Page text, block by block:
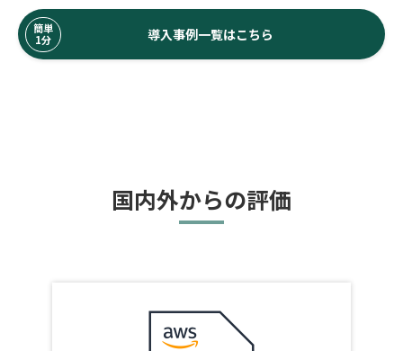
簡単
1分
導入事例一覧はこちら
国内外からの評価